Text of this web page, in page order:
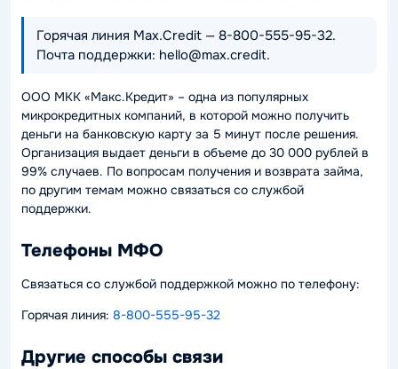
Горячая линия Max.Credit — 8-800-555-95-32.
Почта поддержки: hello@max.credit.
ООО МКК «Макс.Кредит» – одна из популярных
микрокредитных компаний, в которой можно получить
деньги на банковскую карту за 5 минут после решения.
Организация выдает деньги в объеме до 30 000 рублей в
99% случаев. По вопросам получения и возврата займа,
по другим темам можно связаться со службой
поддержки.
Телефоны МФО
Связаться со службой поддержкой можно по телефону:
Горячая линия: 8-800-555-95-32
Другие способы связи